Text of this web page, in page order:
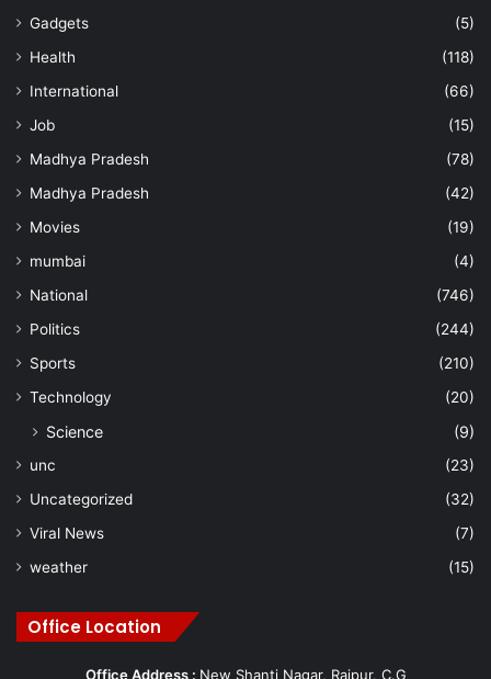
Gadgets
(5)
Health
(118)
International
(66)
Job
(15)
Madhya Pradesh
(78)
Madhya Pradesh
(42)
Movies
(19)
mumbai
(4)
National
(746)
Politics
(244)
Sports
(210)
Technology
(20)
Science (9)
unc
(23)
Uncategorized
(32)
Viral News
(7)
weather
(15)
Office Location
Office Address : New Shanti Nagar, Raipur, C.G